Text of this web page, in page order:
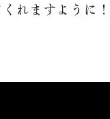
れますように！